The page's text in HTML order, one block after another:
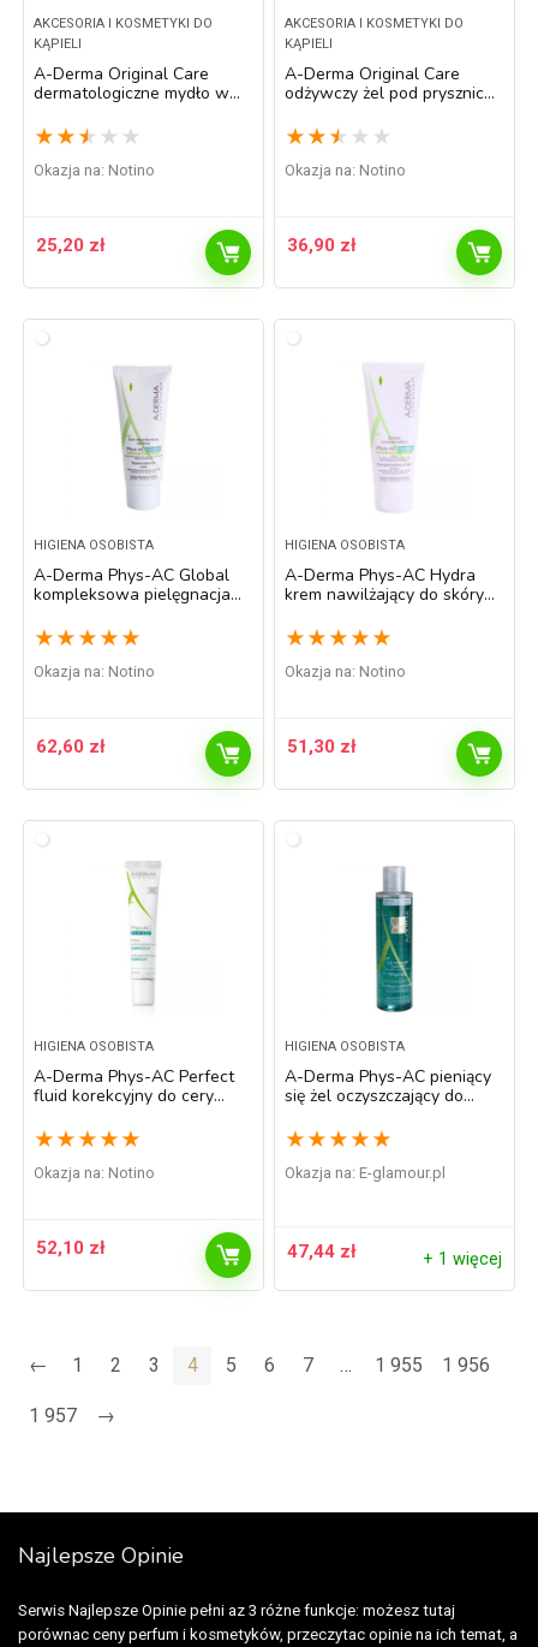
AKCESORIA I KOSMETYKI DO
KĄPIELI
A-Derma Original Care
dermatologiczne mydło w
podrażnionej podwójne
opakowanie 2 x100 g
★ ★ ★ ★ ★
Okazja na: Notino
25,20 zł
AKCESORIA I KOSMETYKI DO
KĄPIELI
A-Derma Original Care
odżywczy żel pod prysznic
★ ★ ★ ★ ★
Okazja na: Notino
36,90 zł
HIGIENA OSOBISTA
A-Derma Phys-AC Global
kompleksowa pielęgnacja
★ ★ ★ ★ ★
Okazja na: Notino
62,60 zł
HIGIENA OSOBISTA
A-Derma Phys-AC Hydra
krem nawilżający do skóry
po leczeniu trądziku 40 ml
★ ★ ★ ★ ★
Okazja na: Notino
51,30 zł
HIGIENA OSOBISTA
A-Derma Phys-AC Perfect
fluid korekcyjny do cery
ml
★ ★ ★ ★ ★
Okazja na: Notino
52,10 zł
HIGIENA OSOBISTA
A-Derma Phys-AC pieniący
się żel oczyszczający do
★ ★ ★ ★ ★
Okazja na: e-glamour.pl
47,44 zł + 1 więcej
← 1 2 3 4 5 6 7 … 1 955 1 956
1 957 →
Najlepsze Opinie
Serwis Najlepsze Opinie pełni az 3 różne funkcje: możesz tutaj
porównac ceny perfum i kosmetyków, przeczytac opinie na ich temat, a